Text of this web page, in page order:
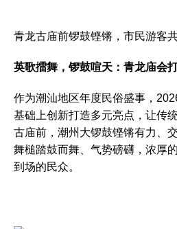
青龙古庙前锣鼓铿锵，市民游客
英歌擂舞，锣鼓喧天：青龙庙会
作为潮汕地区年度民俗盛事，
基础上创新打造多元亮点，让传
古庙前，潮州大锣鼓铿锵有力、
舞槌踏鼓而舞、气势磅礴，浓厚
到场的民众。